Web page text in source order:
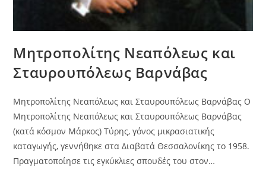
Μητροπολίτης Νεαπόλεως και
Σταυρουπόλεως Βαρνάβας
Μητροπολίτης Νεαπόλεως και Σταυρουπόλεως Βαρνάβας Ο
Μητροπολίτης Νεαπόλεως και Σταυρουπόλεως Βαρνάβας
(κατά κόσμον Μάρκος) Τύρης, γόνος μικρασιατικής
καταγωγής, γεννήθηκε στα Διαβατά Θεσσαλονίκης το 1958.
Πραγματοποίησε τις εγκύκλιες σπουδές του στον…